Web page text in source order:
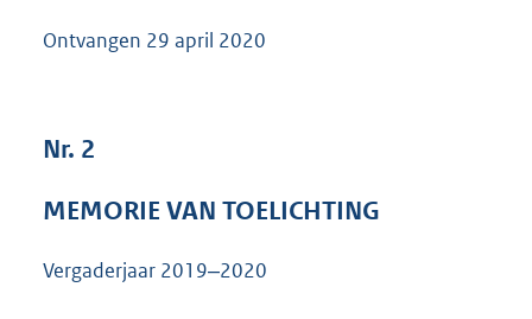
Ontvangen 29 april 2020
Nr. 2
MEMORIE VAN TOELICHTING
Vergaderjaar 2019‒2020